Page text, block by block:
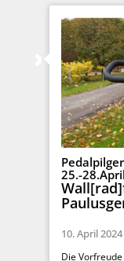
25.-28.April
10. April 2024
Die